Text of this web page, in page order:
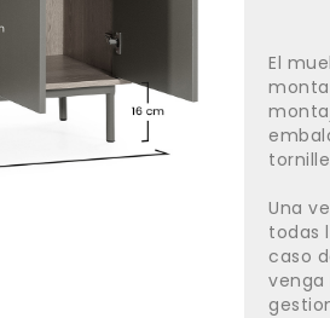
El
Una
todas
caso
venga